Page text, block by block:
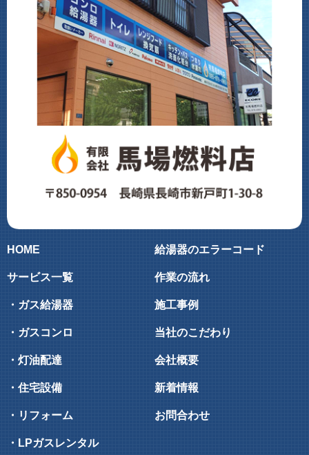
HOME
サービス一覧
・ガス給湯器
・ガスコンロ
・灯油配達
・住宅設備
・リフォーム
・LPガスレンタル
給湯器のエラーコード
作業の流れ
施工事例
当社のこだわり
会社概要
新着情報
お問合わせ